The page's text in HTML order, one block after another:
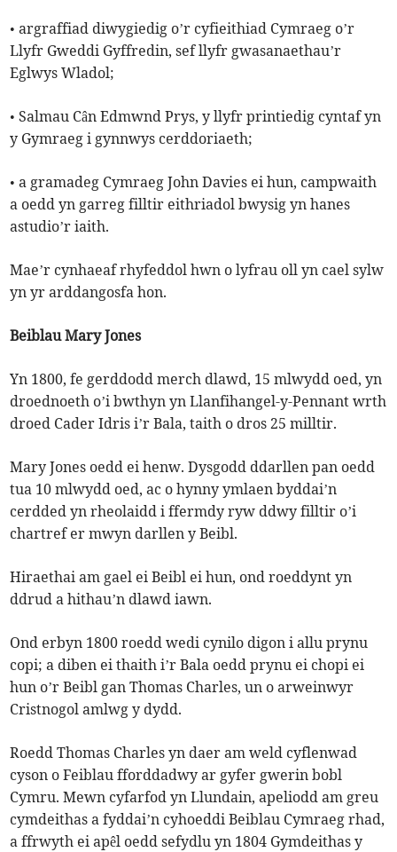
• argraffiad diwygiedig o’r cyfieithiad Cymraeg o’r
Llyfr Gweddi Gyffredin, sef llyfr gwasanaethau’r
Eglwys Wladol;
• Salmau Cân Edmwnd Prys, y llyfr printiedig cyntaf yn
y Gymraeg i gynnwys cerddoriaeth;
• a gramadeg Cymraeg John Davies ei hun, campwaith
a oedd yn garreg filltir eithriadol bwysig yn hanes
astudio’r iaith.
Mae’r cynhaeaf rhyfeddol hwn o lyfrau oll yn cael sylw
yn yr arddangosfa hon.
Beiblau Mary Jones
Yn 1800, fe gerddodd merch dlawd, 15 mlwydd oed, yn
droednoeth o’i bwthyn yn Llanfihangel-y-Pennant wrth
droed Cader Idris i’r Bala, taith o dros 25 milltir.
Mary Jones oedd ei henw. Dysgodd ddarllen pan oedd
tua 10 mlwydd oed, ac o hynny ymlaen byddai’n
cerdded yn rheolaidd i ffermdy ryw ddwy filltir o’i
chartref er mwyn darllen y Beibl.
Hiraethai am gael ei Beibl ei hun, ond roeddynt yn
ddrud a hithau’n dlawd iawn.
Ond erbyn 1800 roedd wedi cynilo digon i allu prynu
copi; a diben ei thaith i’r Bala oedd prynu ei chopi ei
hun o’r Beibl gan Thomas Charles, un o arweinwyr
Cristnogol amlwg y dydd.
Roedd Thomas Charles yn daer am weld cyflenwad
cyson o Feiblau fforddadwy ar gyfer gwerin bobl
Cymru. Mewn cyfarfod yn Llundain, apeliodd am greu
cymdeithas a fyddai’n cyhoeddi Beiblau Cymraeg rhad,
a ffrwyth ei apêl oedd sefydlu yn 1804 Gymdeithas y